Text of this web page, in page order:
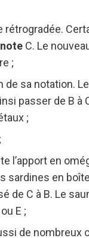
noteC. Le
;
sa notation.
passer de B à
;
;
l’apport en
sardines en
de C à B. Le
E ;
de nombreux